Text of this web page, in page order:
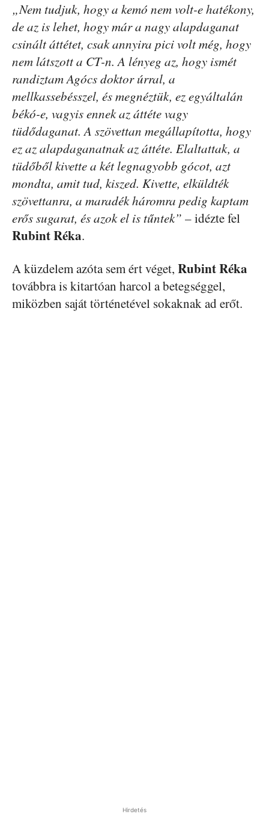
„Nem tudjuk, hogy a kemó nem volt-e hatékony,
de az is lehet, hogy már a nagy alapdaganat
csinált áttétet, csak annyira pici volt még, hogy
nem látszott a CT-n. A lényeg az, hogy ismét
randiztam Agócs doktor úrral, a
mellkassebésszel, és megnéztük, ez egyáltalán
békó-e, vagyis ennek az áttéte vagy
tüdődaganat. A szövettan megállapította, hogy
ez az alapdaganatnak az áttéte. Elaltattak, a
tüdőből kivette a két legnagyobb gócot, azt
mondta, amit tud, kiszed. Kivette, elküldték
szövettanra, a maradék háromra pedig kaptam
erős sugarat, és azok el is tűntek” – idézte fel
Rubint Réka.
A küzdelem azóta sem ért véget, Rubint Réka
továbbra is kitartóan harcol a betegséggel,
miközben saját történetével sokaknak ad erőt.
Hirdetés